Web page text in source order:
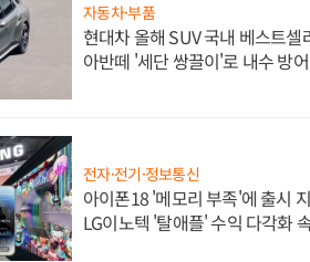
자동차·부품
현대차 올해 SUV 국내 베스트
아반떼 '세단 쌍끌이'로 내수 방어
전자·전기·정보통신
아이폰18 '메모리 부족'에 출시
LG이노텍 '탈애플' 수익 다각화